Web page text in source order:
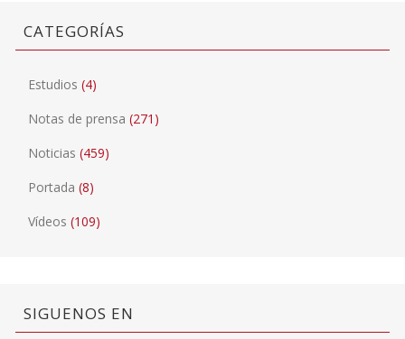
CATEGORÍAS
Estudios (4)
Notas de prensa (271)
Noticias (459)
Portada (8)
Vídeos (109)
SIGUENOS EN